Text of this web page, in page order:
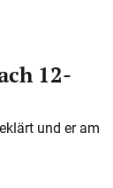
12-
und er am